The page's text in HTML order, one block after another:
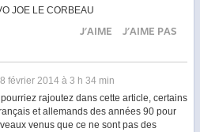
JOE LE CORBEAU
J'AIME J'AIME PAS
février 2014 à 3 h 34 min
rajoutez dans cette article, certains
et allemands des années 90 pour
venus que ce ne sont pas des